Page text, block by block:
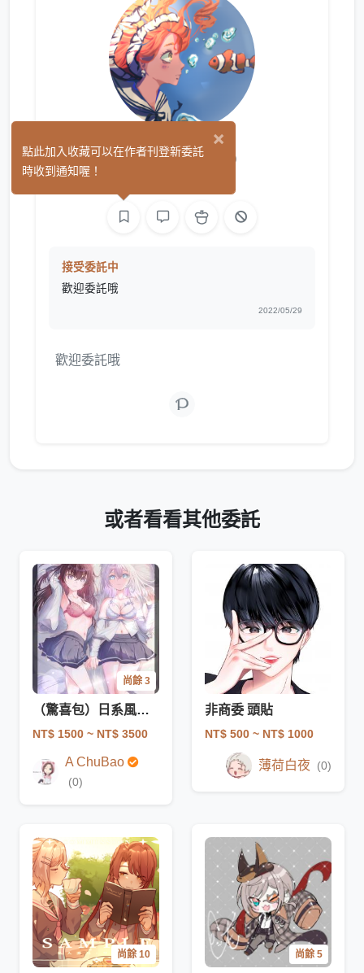
Min Wen (0)
接受委託中
歡迎委託哦
2022/05/29
歡迎委託哦
或者看看其他委託
尚餘 3
（驚喜包）日系風格插畫＿胸上/腰上/膝上/全身
NT$ 1500 ~ NT$ 3500
A ChuBao
(0)
非商委 頭貼
NT$ 500 ~ NT$ 1000
薄荷白夜 (0)
尚餘 10 尚餘 5
×
點此加入收藏可以在作者刊登新委託
時收到通知喔！